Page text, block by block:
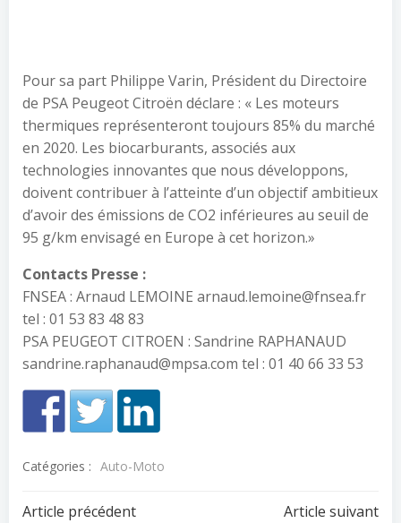
Pour sa part Philippe Varin, Président du Directoire
de PSA Peugeot Citroën déclare : « Les moteurs
thermiques représenteront toujours 85% du marché
en 2020. Les biocarburants, associés aux
technologies innovantes que nous développons,
doivent contribuer à l’atteinte d’un objectif ambitieux
d’avoir des émissions de CO2 inférieures au seuil de
95 g/km envisagé en Europe à cet horizon.»
Contacts Presse :
FNSEA : Arnaud LEMOINE arnaud.lemoine@fnsea.fr
tel : 01 53 83 48 83
PSA PEUGEOT CITROEN : Sandrine RAPHANAUD
sandrine.raphanaud@mpsa.com tel : 01 40 66 33 53
Catégories : Auto-Moto
Article précédent Article suivant